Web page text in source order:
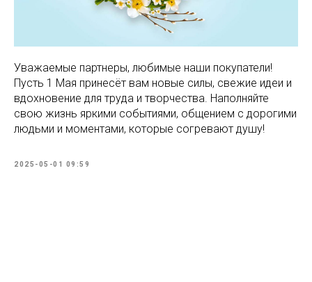
Уважаемые партнеры, любимые наши покупатели!
Пусть 1 Мая принесёт вам новые силы, свежие идеи и
вдохновение для труда и творчества. Наполняйте
свою жизнь яркими событиями, общением с дорогими
людьми и моментами, которые согревают душу!
2025-05-01 09:59